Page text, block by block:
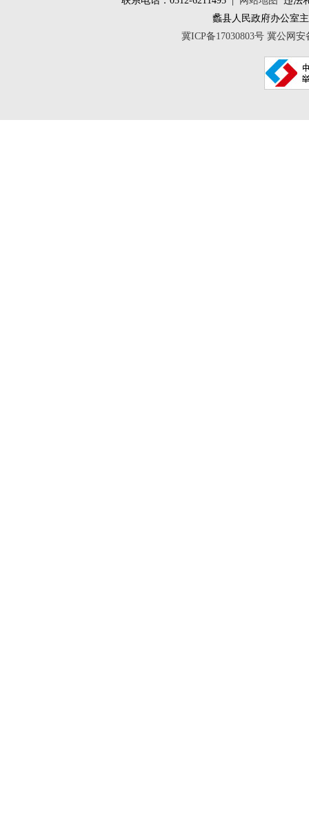
蠡县人民政府办公
冀ICP备17030803号 冀公网安